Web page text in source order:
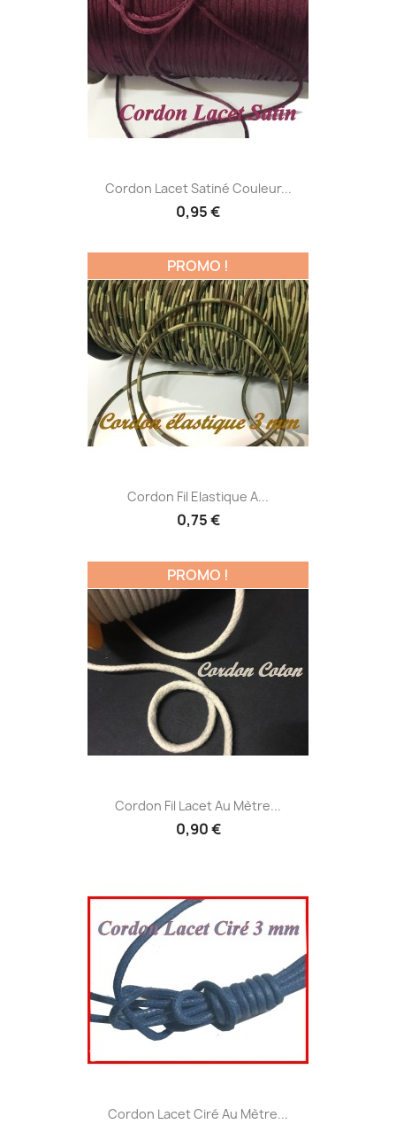
Cordon Lacet Satiné Couleur...
0,95 €
Cordon Fil Elastique A...
0,75 €
PROMO !
Cordon Fil Lacet Au Mètre...
0,90 €
PROMO !
Cordon Lacet Ciré Au Mètre...